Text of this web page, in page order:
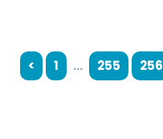
< 1 ... 255 256